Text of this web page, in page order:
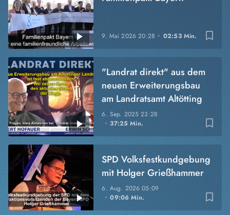
bookmark_border
9. Mai 202620:28 02:53 Min.
bookmark_border
6. Sep. 202523:28
37:25 Min.
"Landrat direkt" aus dem
neuen Erweiterungsbau
am Landratsamt Altötting
bookmark_border
6. Aug. 202605:09
09:06 Min.
SPD Volksfestkundgebung
mit Holger Grießhammer